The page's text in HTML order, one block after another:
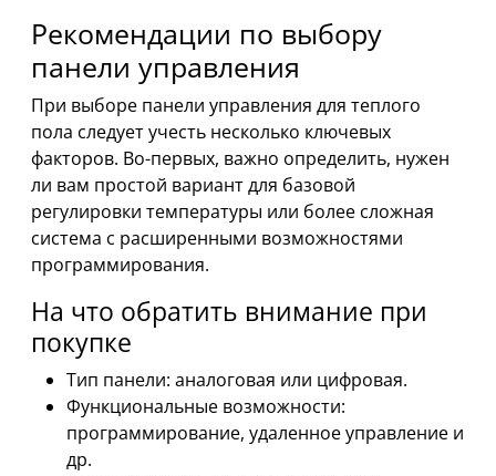
Рекомендации по выбору
панели управления
При выборе панели управления для теплого
пола следует учесть несколько ключевых
факторов. Во-первых, важно определить, нужен
ли вам простой вариант для базовой
регулировки температуры или более сложная
система с расширенными возможностями
программирования.
На что обратить внимание при
покупке
Тип панели: аналоговая или цифровая.
Функциональные возможности:
программирование, удаленное управление и
др.